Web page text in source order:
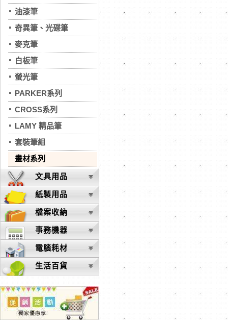
油漆筆
奇異筆、光碟筆
麥克筆
白板筆
螢光筆
PARKER系列
CROSS系列
LAMY 精品筆
套裝筆組
畫材系列
文具用品
紙製用品
檔案收納
事務機器
電腦耗材
生活百貨